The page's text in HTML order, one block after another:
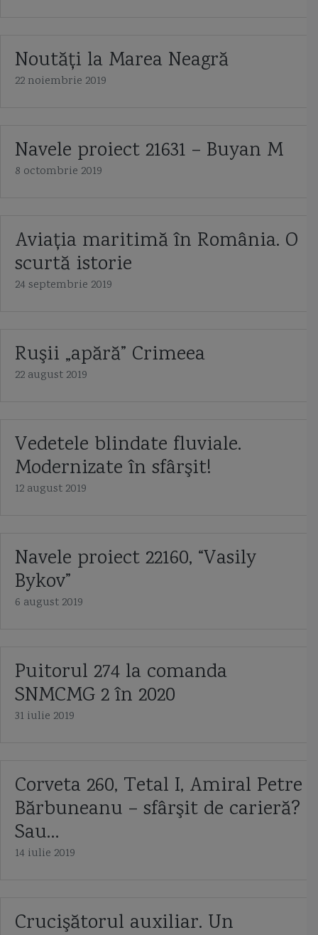
Noutăți la Marea Neagră
22 noiembrie 2019
Navele proiect 21631 – Buyan M
8 octombrie 2019
Aviaţia maritimă în România. O
scurtă istorie
24 septembrie 2019
Ruşii „apără” Crimeea
22 august 2019
Vedetele blindate fluviale.
Modernizate în sfârşit!
12 august 2019
Navele proiect 22160, “Vasily
Bykov”
6 august 2019
Puitorul 274 la comanda
SNMCMG 2 în 2020
31 iulie 2019
Corveta 260, Tetal I, Amiral Petre
Bărbuneanu – sfârşit de carieră?
Sau…
14 iulie 2019
Crucişătorul auxiliar. Un